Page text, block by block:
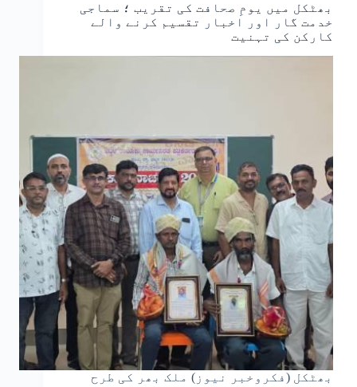
بھٹکل میں یومِ صحافت کی تقریب ؛ سماجی
خدمت گار اور اخبار تقسیم کرنے والے
کارکن کی تہنیت
بھٹکل (فکروخبر نیوز) ملک بھر کی طرح